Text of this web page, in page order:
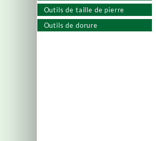
Outils de taille de pierre
Outils de dorure